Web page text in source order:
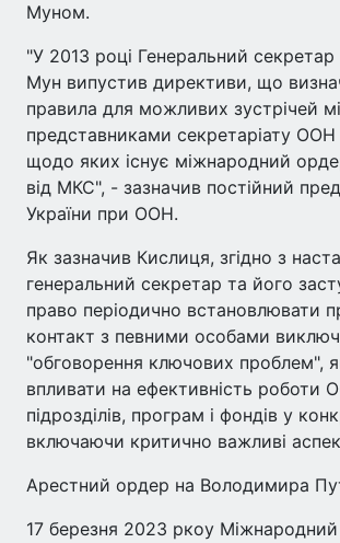
Муном.
"У 2013 році Генеральний
Мун випустив директиви, що
правила для можливих зустрічей
представниками секретаріату
щодо яких існує міжнародний
від МКС", - зазначив постійний
України при ООН.
Як зазначив Кислиця, згідно з
генеральний секретар та його
право періодично встановлювати
контакт з певними особами
"обговорення ключових проблем",
впливати на ефективність роботи
підрозділів, програм і фондів у
включаючи критично важливі
Арестний ордер на Володимира
17 березня 2023 ркоу